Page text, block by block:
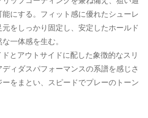
にする。フィット感に優れたシューレ
をしっかり固定し、安定したホールド
一体感を生む。
とアウトサイドに配した象徴的なスリ
ィダスパフォーマンスの系譜を感じさ
をまとい、スピードでプレーのトーン